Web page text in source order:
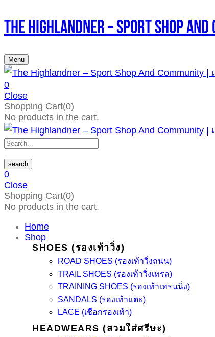
The Highlandner – Sport Shop
Menu
0
Close
Shopping Cart(0)
No products in the cart.
search
0
Close
Shopping Cart(0)
No products in the cart.
Home
Shop
SHOES (รองเท้าวิ่ง)
ROAD SHOES (รองเท้าวิ่งถนน)
TRAIL SHOES (รองเท้าวิ่งเทรล)
TRAINING SHOES (รองเท้าเทรนนิ่ง)
SANDALS (รองเท้าแตะ)
LACE (เชือกรองเท้า)
HEADWEARS (สวมใส่ศรีษะ)